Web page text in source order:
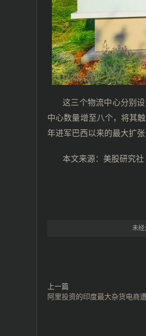
这三个物流中心分别
中心数量增至八个，将其
年进军巴西以来的最大扩
本文来源：美股研究社
未经
上一篇
阿里投资的印度最大杂货电商